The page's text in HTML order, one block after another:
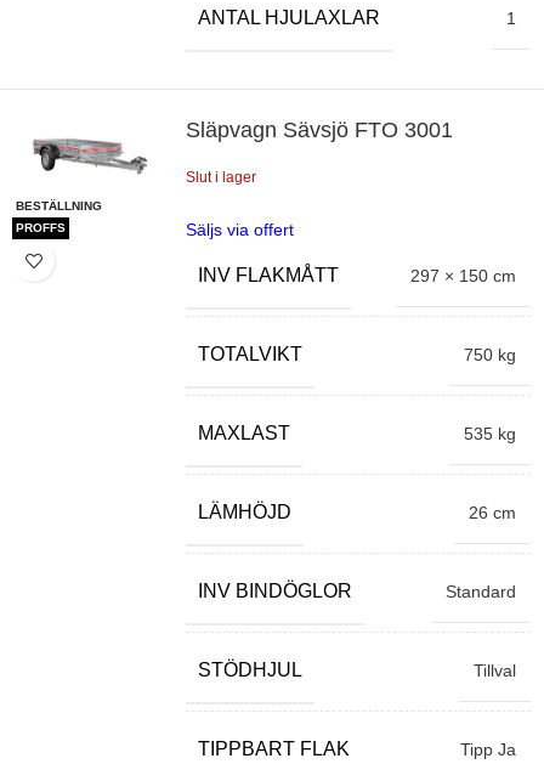
ANTAL HJULAXLAR 1
BESTÄLLNING
PROFFS
Släpvagn Sävsjö FTO 3001
Slut i lager
Säljs via offert
INV FLAKMÅTT 297 × 150 cm
TOTALVIKT 750 kg
MAXLAST 535 kg
LÄMHÖJD 26 cm
INV BINDÖGLOR Standard
STÖDHJUL Tillval
TIPPBART FLAK Tipp Ja